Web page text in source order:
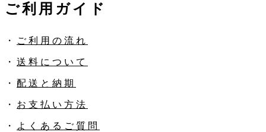
ご利用ガイド
・ ご利用の流れ
・ 送料について
・ 配送と納期
・ お支払い方法
・ よくあるご質問